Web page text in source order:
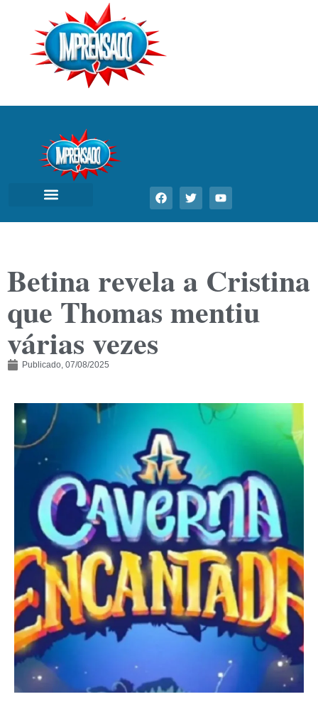
Betina revela a Cristina
que Thomas mentiu
várias vezes
Publicado, 07/08/2025